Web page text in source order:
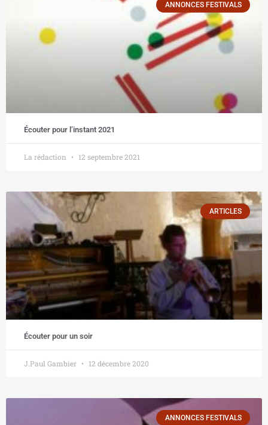
ANNONCES FESTIVALS
Écouter pour l’instant 2021
La rédaction 12 septembre 2021
ARTICLES
Écouter pour un soir
J.Paul Gambier 12 décembre 2020
ANNONCES FESTIVALS